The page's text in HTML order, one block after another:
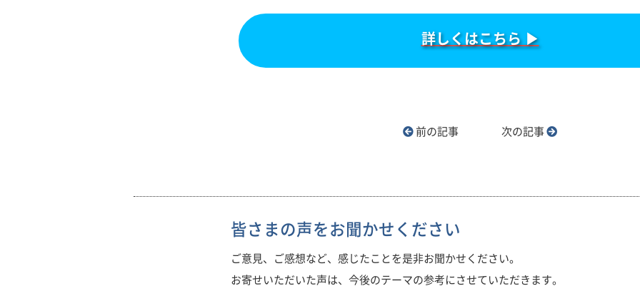
詳しくはこちら ▶︎
前の記事 次の記事
皆さまの声をお聞かせください
ご意見、ご感想など、感じたことを是非お聞かせください。
お寄せいただいた声は、今後のテーマの参考にさせていただきます。